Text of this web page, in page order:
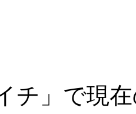
チ」で現